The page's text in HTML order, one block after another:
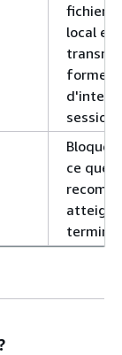
fichier
local et
forme
session
ce que